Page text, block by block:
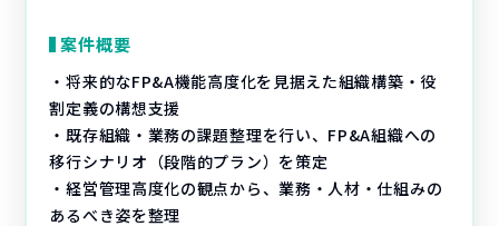
案件概要
・将来的なFP&A機能高度化を見据えた組織構築・役
割定義の構想支援
・既存組織・業務の課題整理を行い、FP&A組織への
移行シナリオ（段階的プラン）を策定
・経営管理高度化の観点から、業務・人材・仕組みの
あるべき姿を整理